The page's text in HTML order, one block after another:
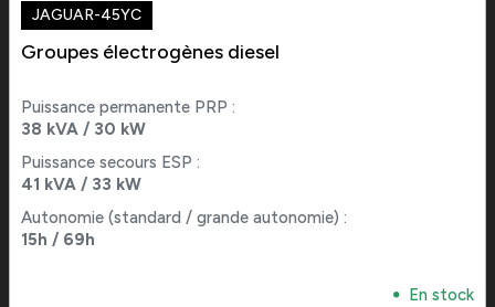
JAGUAR-45YC
Groupes électrogènes diesel
Puissance permanente PRP :
38 kVA / 30 kW
Puissance secours ESP :
41 kVA / 33 kW
Autonomie (standard / grande autonomie) :
15h / 69h
En stock